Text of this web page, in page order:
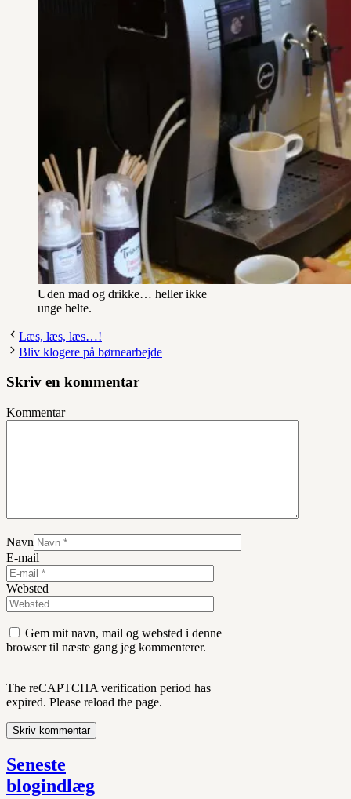
Uden mad og drikke… heller ikke
unge helte.
Læs, læs, læs…!
Bliv klogere på børnearbejde
Skriv en kommentar
Kommentar
Navn
E-mail
Websted
Gem mit navn, mail og websted i denne
browser til næste gang jeg kommenterer.
The reCAPTCHA verification period has
expired. Please reload the page.
Seneste
blogindlæg